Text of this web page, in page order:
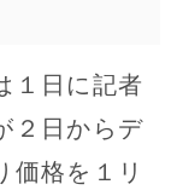
１日に記者
２日からデ
価格を１リ